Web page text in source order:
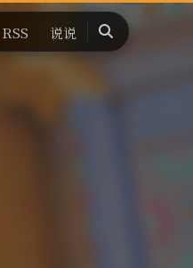
RSS 说说
搜